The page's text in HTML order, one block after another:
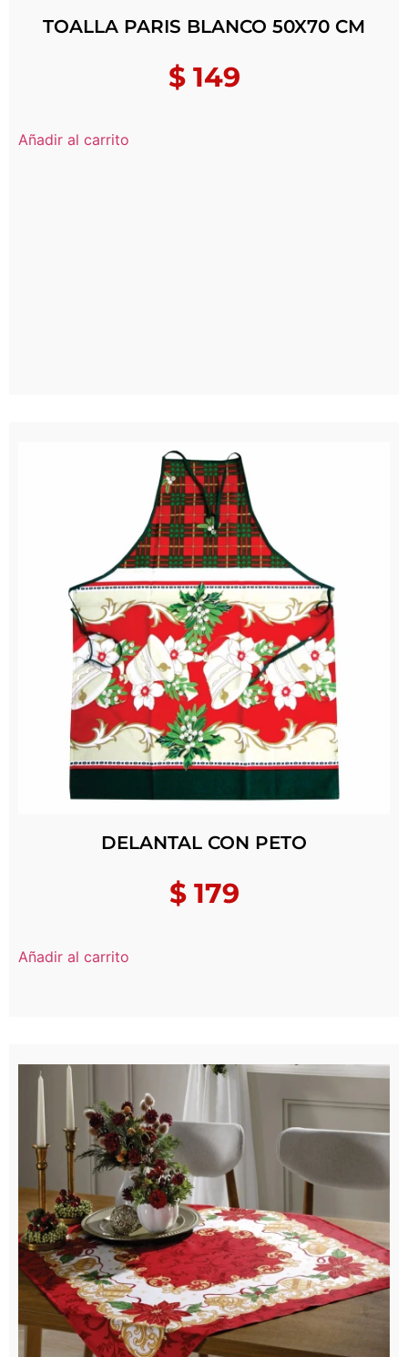
TOALLA PARIS BLANCO 50X70 CM
$149
Añadir al carrito
DELANTAL CON PETO
$179
Añadir al carrito